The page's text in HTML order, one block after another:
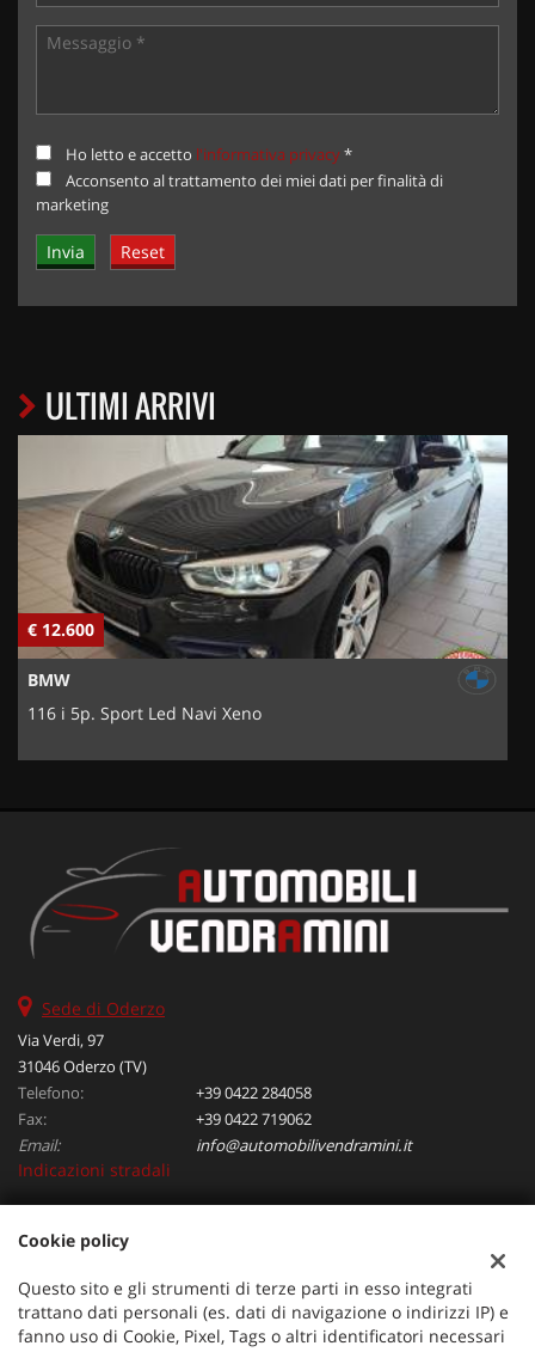
Ho letto e accetto l'informativa privacy*
Acconsento al trattamento dei miei dati per finalità di
marketing
ULTIMI ARRIVI
€ 12.600
BMW
116 i 5p. Sport Led Navi Xeno
Sede di Oderzo
Via Verdi, 97
31046 Oderzo (TV)
Telefono:
+39 0422 284058
Fax:
+39 0422 719062
Email:
info@automobilivendramini.it
Indicazioni stradali
Dati fiscali:
Automobili Vendramini srl
Via Verdi, 97, Oderzo (TV)
C.F/P.IVA:04823130267
Cookie policy
Questo sito e gli strumenti di terze parti in esso integrati
trattano dati personali (es. dati di navigazione o indirizzi IP) e
fanno uso di Cookie, Pixel, Tags o altri identificatori necessari